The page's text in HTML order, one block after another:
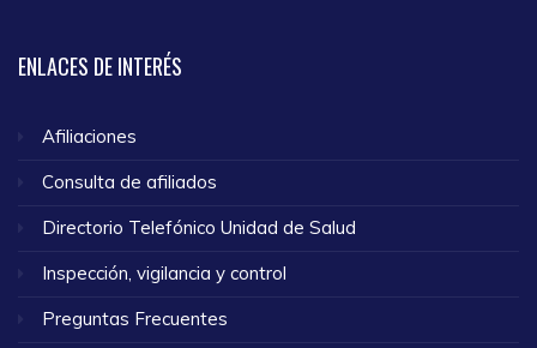
ENLACES DE INTERÉS
Afiliaciones
Consulta de afiliados
Directorio Telefónico Unidad de Salud
Inspección, vigilancia y control
Preguntas Frecuentes